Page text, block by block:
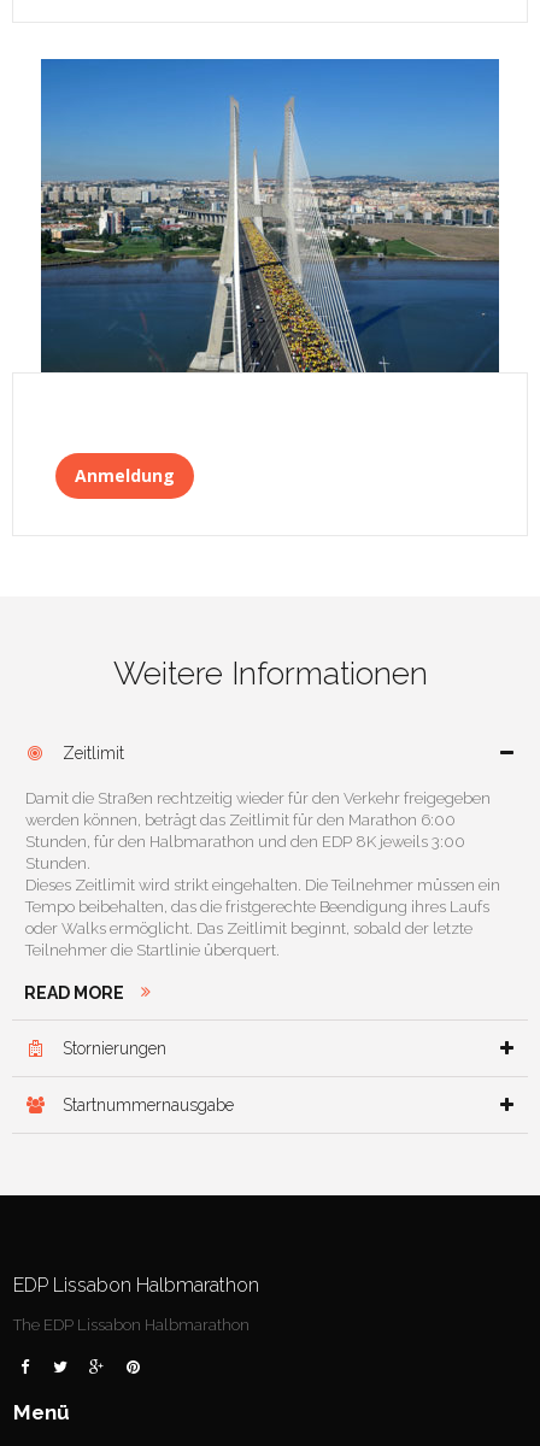
Anmeldung
Weitere Informationen
 Zeitlimit
Damit die Straßen rechtzeitig wieder für den Verkehr freigegeben
werden können, beträgt das Zeitlimit für den Marathon 6:00
Stunden, für den Halbmarathon und den EDP 8K jeweils 3:00
Stunden.
Dieses Zeitlimit wird strikt eingehalten. Die Teilnehmer müssen ein
Tempo beibehalten, das die fristgerechte Beendigung ihres Laufs
oder Walks ermöglicht. Das Zeitlimit beginnt, sobald der letzte
Teilnehmer die Startlinie überquert.
READ MORE
 Stornierungen
 Startnummernausgabe
EDP Lissabon Halbmarathon
The EDP Lissabon Halbmarathon
Menü